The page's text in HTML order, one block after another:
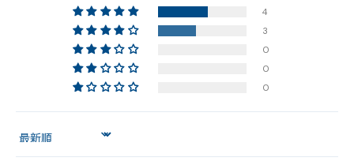
- 在庫 -△
- 在庫 -△
福岡店- 在庫 -△
店舗に在庫がある場合、お支払金額が合計300,000
4
3
0
0
0
Sort by